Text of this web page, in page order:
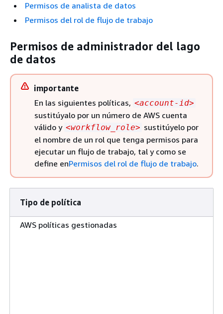
Permisos de analista de datos
Permisos del rol de flujo de trabajo
Permisos de administrador del lago
de datos
importante
En las siguientes políticas, <account-id>
sustitúyalo por un número de AWS cuenta
válido y <workflow_role> sustitúyelo por
el nombre de un rol que tenga permisos para
ejecutar un flujo de trabajo, tal y como se
define enPermisos del rol de flujo de trabajo.
Tipo de política
AWS políticas gestionadas